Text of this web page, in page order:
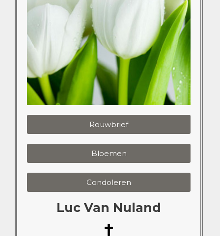
Rouwbrief
Bloemen
Condoleren
Luc Van Nuland